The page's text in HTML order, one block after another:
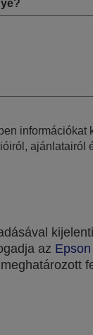
információkat
ajánlatairól
az
meghatározott